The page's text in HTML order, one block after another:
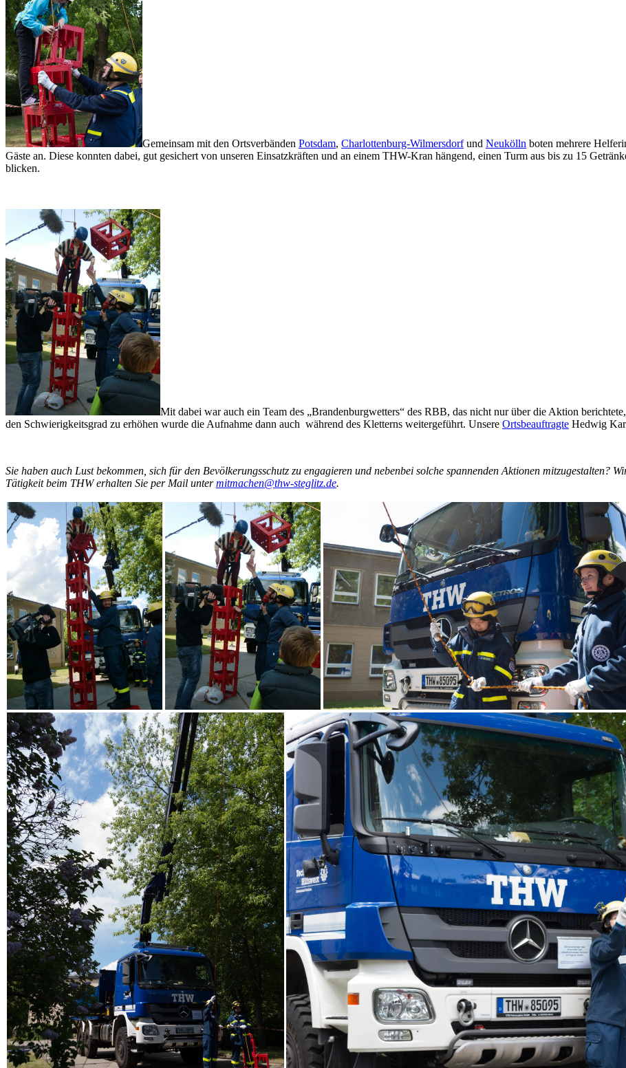
Gemeinsam mit den Ortsverbänden Potsdam, Charlottenburg-Wilmersdorfund Neukölln boten mehrere
Gäste an. Diese konnten dabei, gut gesichert von unseren Einsatzkräften und an einem THW-Kran hängend, einen Turm aus bis zu 15
blicken.
Mit dabei war auch ein Team des „Brandenburgwetters“ des RBB, das nicht nur über die Aktion
den Schwierigkeitsgrad zu erhöhen wurde die Aufnahme dann auch während des Kletterns weitergeführt. Unsere Ortsbeauftragte Hedwig
Sie haben auch Lust bekommen, sich für den Bevölkerungsschutz zu engagieren und nebenbei solche spannenden Aktionen mitzugestalten?
Tätigkeit beim THW erhalten Sie per Mail untermitmachen@thw-steglitz.de.